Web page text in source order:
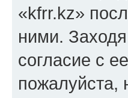
«kfrr.kz»
ними.
согласие с
пожалуйста,